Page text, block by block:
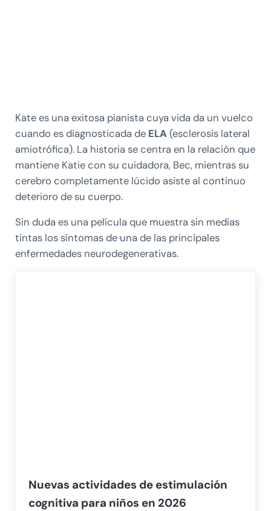
Kate es una exitosa pianista cuya vida da un vuelco
cuando es diagnosticada de ELA(esclerosis lateral
amiotrófica). La historia se centra en la relación que
mantiene Katie con su cuidadora, Bec, mientras su
cerebro completamente lúcido asiste al continuo
deterioro de su cuerpo.
Sin duda es una película que muestra sin medias
tintas los síntomas de una de las principales
enfermedades neurodegenerativas.
Nuevas actividades de estimulación
cognitiva para niños en 2026